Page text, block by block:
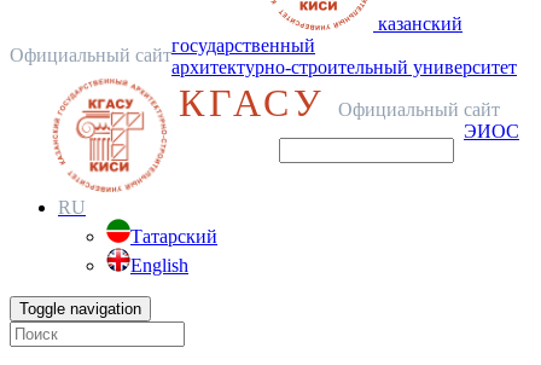
Официальный сайт
казанский
государственный
архитектурно-строительный университет
КГАСУ
Официальный сайт
ЭИОС
RU
Татарский
English
Toggle navigation